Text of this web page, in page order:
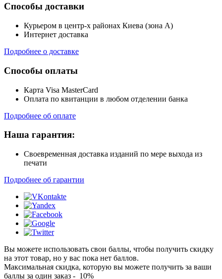
Способы доставки
Курьером в центр-х районах Киева (зона А)
Интернет доставка
Подробнее о доставке
Способы оплаты
Карта Visa MasterCard
Оплата по квитанции в любом отделении банка
Подробнее об оплате
Наша гарантия:
Своевременная доставка изданий по мере выхода из
печати
Подробнее об гарантии
Вы можете использовать свои баллы, чтобы получить скидку
на этот товар, но у вас пока нет баллов.
Максимальная скидка, которую вы можете получить за ваши
баллы за один заказ - 10%